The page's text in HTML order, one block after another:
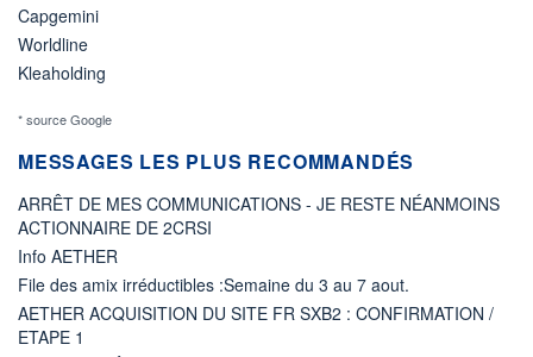
Capgemini
Worldline
Kleaholding
* source Google
MESSAGES LES PLUS RECOMMANDÉS
ARRÊT DE MES COMMUNICATIONS - JE RESTE NÉANMOINS
ACTIONNAIRE DE 2CRSI
Info AETHER
File des amix irréductibles :Semaine du 3 au 7 aout.
AETHER ACQUISITION DU SITE FR SXB2 : CONFIRMATION /
ETAPE 1